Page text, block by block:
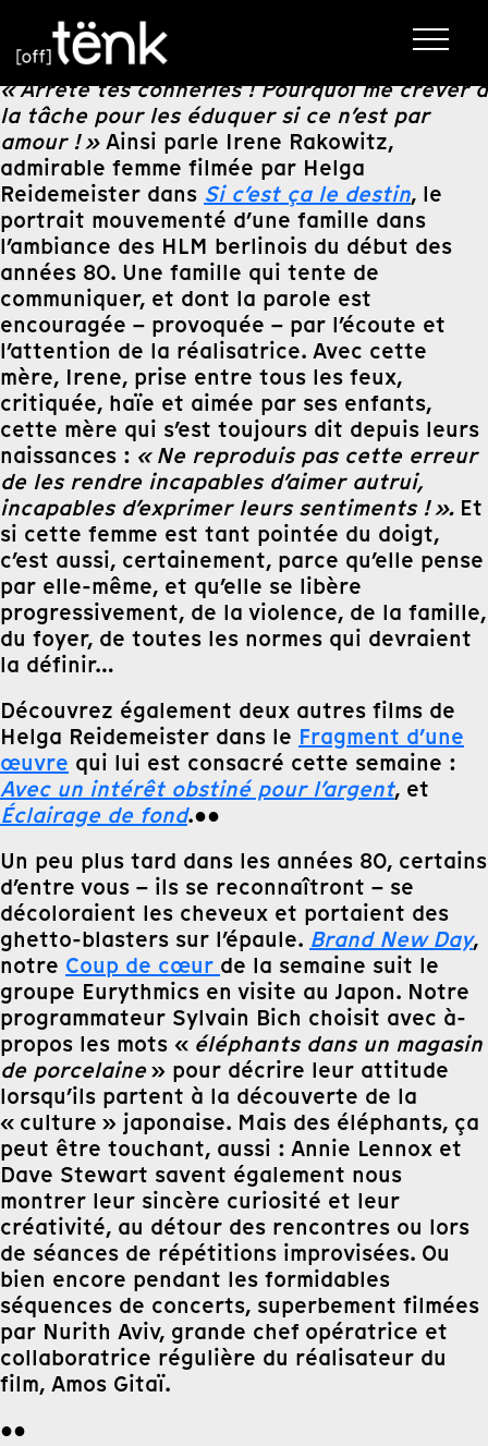
« Arrête tes conneries ! Pourquoi me crever à
la tâche pour les éduquer si ce n’est par
amour ! »Ainsi parle Irene Rakowitz,
admirable femme filmée par Helga
Reidemeister dans Si c’est ça le destin, le
portrait mouvementé d’une famille dans
l’ambiance des HLM berlinois du début des
années 80. Une famille qui tente de
communiquer, et dont la parole est
encouragée – provoquée – par l’écoute et
l’attention de la réalisatrice. Avec cette
mère, Irene, prise entre tous les feux,
critiquée, haïe et aimée par ses enfants,
cette mère qui s’est toujours dit depuis leurs
naissances : « Ne reproduis pas cette erreur
de les rendre incapables d’aimer autrui,
incapables d’exprimer leurs sentiments ! ». Et
si cette femme est tant pointée du doigt,
c’est aussi, certainement, parce qu’elle pense
par elle-même, et qu’elle se libère
progressivement, de la violence, de la famille,
du foyer, de toutes les normes qui devraient
la définir…
Découvrez également deux autres films de
Helga Reidemeister dans le Fragment d’une
œuvre qui lui est consacré cette semaine :
Avec un intérêt obstiné pour l’argent, et
Éclairage de fond.●●
Un peu plus tard dans les années 80, certains
d’entre vous – ils se reconnaîtront – se
décoloraient les cheveux et portaient des
ghetto-blasters sur l’épaule. Brand New Day,
notre Coup de cœur de la semaine suit le
groupe Eurythmics en visite au Japon. Notre
programmateur Sylvain Bich choisit avec à-
propos les mots « éléphants dans un magasin
de porcelaine» pour décrire leur attitude
lorsqu’ils partent à la découverte de la
« culture » japonaise. Mais des éléphants, ça
peut être touchant, aussi : Annie Lennox et
Dave Stewart savent également nous
montrer leur sincère curiosité et leur
créativité, au détour des rencontres ou lors
de séances de répétitions improvisées. Ou
bien encore pendant les formidables
séquences de concerts, superbement filmées
par Nurith Aviv, grande chef opératrice et
collaboratrice régulière du réalisateur du
film, Amos Gitaï.
●●